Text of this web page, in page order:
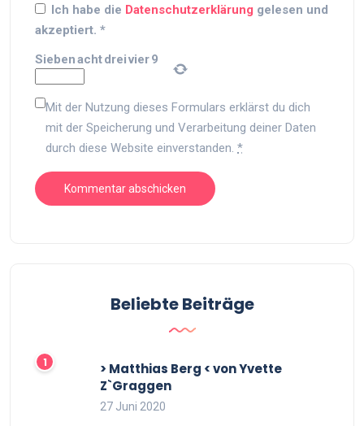
Ich habe die Datenschutzerklärung gelesen und
akzeptiert. *
Siebenachtdreivier9
Mit der Nutzung dieses Formulars erklärst du dich
mit der Speicherung und Verarbeitung deiner Daten
durch diese Website einverstanden. *
Beliebte Beiträge
> Matthias Berg < von Yvette
Z`Graggen
27 Juni 2020